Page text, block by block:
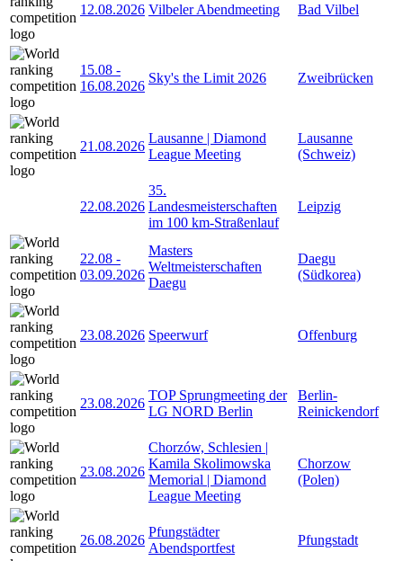
12.08.2026 Vilbeler Abendmeeting Bad Vilbel
15.08 -
16.08.2026
Sky's the Limit 2026 Zweibrücken
21.08.2026
Lausanne | Diamond
League Meeting
Lausanne
(Schweiz)
22.08.2026
35.
Landesmeisterschaften
im 100 km-Straßenlauf
Leipzig
22.08 -
03.09.2026
Masters
Weltmeisterschaften
Daegu
Daegu
(Südkorea)
23.08.2026 Speerwurf Offenburg
23.08.2026
TOP Sprungmeeting der
LG NORD Berlin
Berlin-
Reinickendorf
23.08.2026
Chorzów, Schlesien |
Kamila Skolimowska
Memorial | Diamond
League Meeting
Chorzow
(Polen)
26.08.2026
Pfungstädter
Abendsportfest
Pfungstadt